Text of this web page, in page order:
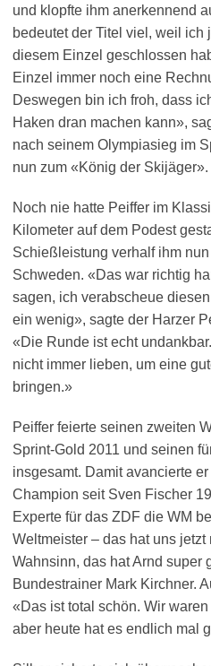
und klopfte ihm anerkennend
bedeutet der Titel viel, weil ich
diesem Einzel geschlossen
Einzel immer noch eine
Deswegen bin ich froh, dass
Haken dran machen kann»,
nach seinem Olympiasieg im
nun zum «König der Skijäger».
Noch nie hatte Peiffer im
Kilometer auf dem Podest
Schießleistung verhalf ihm
Schweden. «Das war richtig
sagen, ich verabscheue
ein wenig», sagte der Harzer
«Die Runde ist echt
nicht immer lieben, um eine
bringen.»
Peiffer feierte seinen zweiten
Sprint-Gold 2011 und seinen
insgesamt. Damit avancierte
Champion seit Sven Fischer
Experte für das ZDF die WM
Weltmeister – das hat uns jetzt
Wahnsinn, das hat Arnd super
Bundestrainer Mark Kirchner.
«Das ist total schön. Wir
aber heute hat es endlich mal